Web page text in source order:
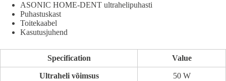
ASONIC HOME-DENT ultrahelipuhasti
Puhastuskast
Toitekaabel
Kasutusjuhend
Specification Value
Ultraheli võimsus 50 W